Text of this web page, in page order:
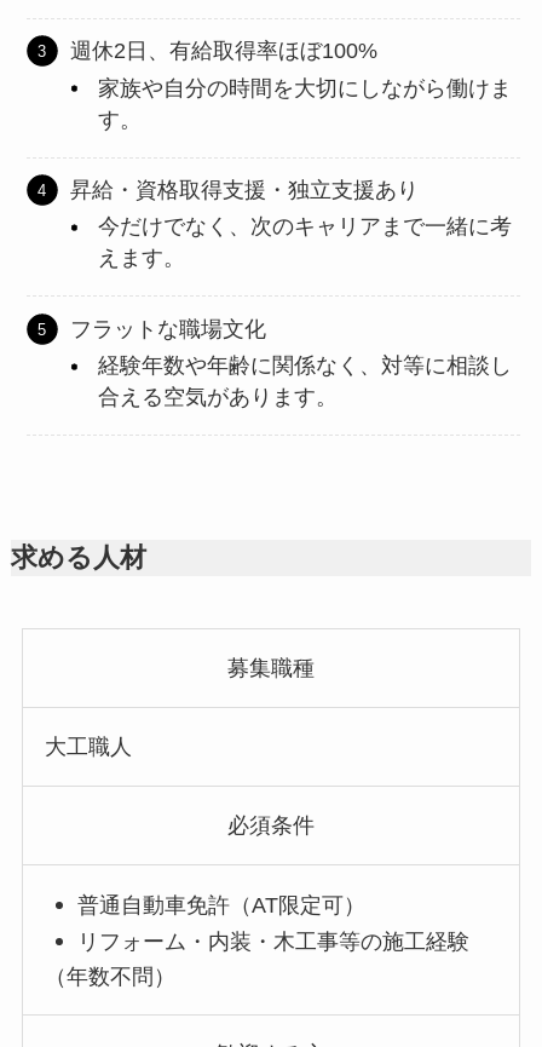
週休2日、有給取得率ほぼ100%
家族や自分の時間を大切にしながら働けま
す。
昇給・資格取得支援・独立支援あり
今だけでなく、次のキャリアまで一緒に考
えます。
フラットな職場文化
経験年数や年齢に関係なく、対等に相談し
合える空気があります。
求める人材
募集職種
大工職人
必須条件
普通自動車免許（AT限定可）
リフォーム・内装・木工事等の施工経験
（年数不問）